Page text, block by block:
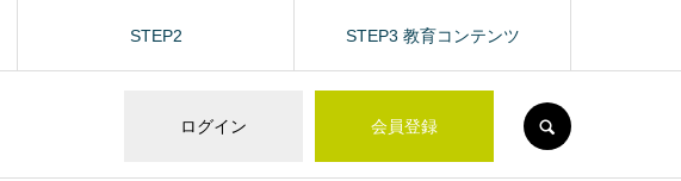
ログイン 会員登録
STEP2 STEP3 教育コンテンツ